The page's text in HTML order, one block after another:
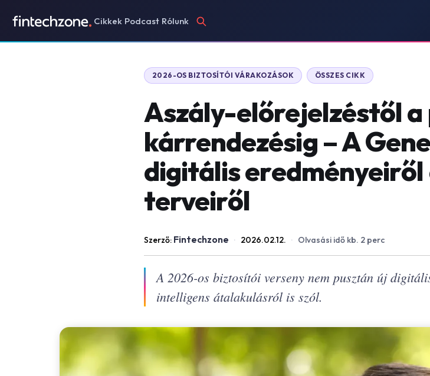
Cikkek Podcast Rólunk
2026-OS BIZTOSÍTÓI VÁRAKOZÁSOK ÖSSZES CIKK
Aszály-előrejelzéstől
kárrendezésig – A
digitális eredményeiről
terveiről
Szerző: Fintechzone · 2026.02.12. · Olvasási idő kb. 2 perc
A 2026-os biztosítói verseny nem pusztán új
intelligens átalakulásról is szól.